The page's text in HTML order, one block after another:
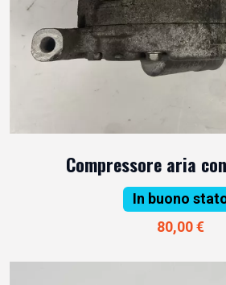
Compressore aria
In buono
80,00 €